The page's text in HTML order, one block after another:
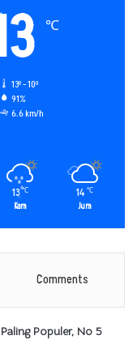
℃
13º - 10º
91%
6.6 km/h
13℃
Kam
14℃
Jum
Comments
Populer, No 5